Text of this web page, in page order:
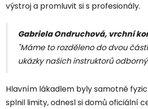
výstroj a promluvit si s profesionály.
Gabriela Ondruchová, vrchní
"Máme to rozděleno do dvou
ukázky našich instruktorů
Hlavním lákadlem byly samotné
splnil limity, odnesl si domů oficiální